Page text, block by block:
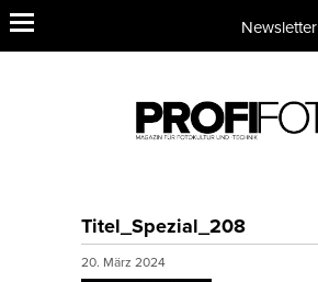
Newsletter
Titel_Spezial_208
20. März 2024